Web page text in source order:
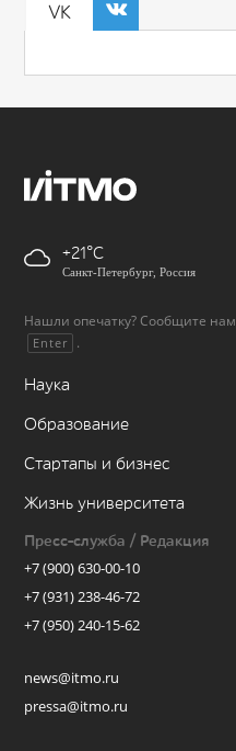
VK
+21
Санкт-Петербург, Россия
Нашли опечатку? Сообщите
Enter .
Наука
Образование
Стартапы и бизнес
Жизнь университета
Пресс-служба / Редакция
+7 (900) 630-00-10
+7 (931) 238-46-72
+7 (950) 240-15-62
news@itmo.ru
pressa@itmo.ru